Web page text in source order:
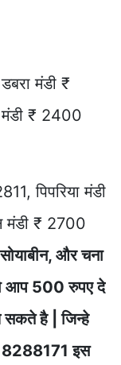
मंडी ₹
मंडी ₹ 2400
पिपरिया मंडी
मंडी ₹ 2700
और चना
आप 500 रुपए दे
सकते है | जिन्हे
इस